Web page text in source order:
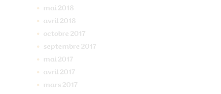
mai 2018
avril 2018
octobre 2017
septembre 2017
mai 2017
avril 2017
mars 2017